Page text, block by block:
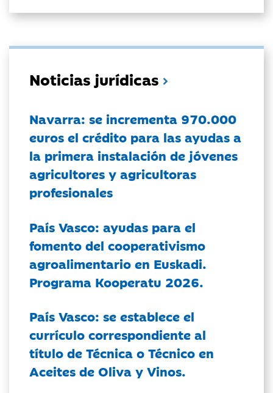
Noticias jurídicas
Navarra: se incrementa 970.000
euros el crédito para las ayudas a
la primera instalación de jóvenes
agricultores y agricultoras
profesionales
País Vasco: ayudas para el
fomento del cooperativismo
agroalimentario en Euskadi.
Programa Kooperatu 2026.
País Vasco: se establece el
currículo correspondiente al
título de Técnica o Técnico en
Aceites de Oliva y Vinos.